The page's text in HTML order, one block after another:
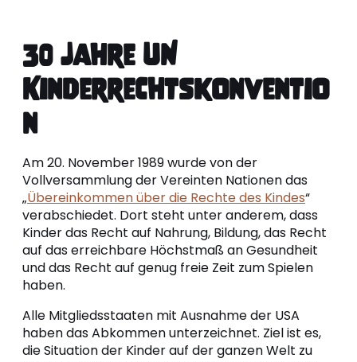
30 Jahre UN
Kinderrechtskonventio
n
Am 20. November 1989 wurde von der
Vollversammlung der Vereinten Nationen das
„Übereinkommen über die Rechte des Kindes“
verabschiedet. Dort steht unter anderem, dass
Kinder das Recht auf Nahrung, Bildung, das Recht
auf das erreichbare Höchstmaß an Gesundheit
und das Recht auf genug freie Zeit zum Spielen
haben.
Alle Mitgliedsstaaten mit Ausnahme der USA
haben das Abkommen unterzeichnet. Ziel ist es,
die Situation der Kinder auf der ganzen Welt zu